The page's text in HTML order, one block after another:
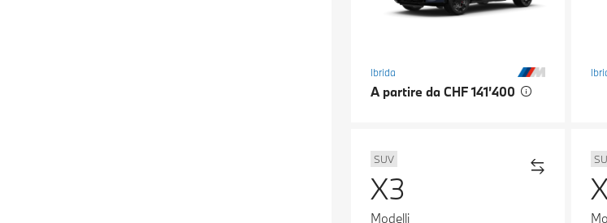
Ibrida
A partire da CHF 141’400
SUV
X3
Modelli